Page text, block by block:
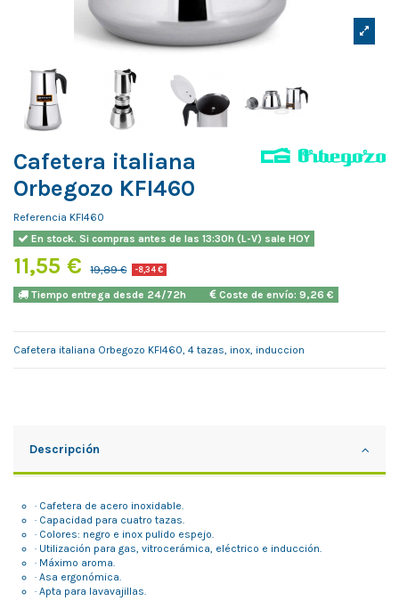
Cafetera italiana
Orbegozo KFI460
Referencia KFI460
En stock. Si compras antes de las 13:30h (L-V) sale HOY
11,55 € 19,89 € -8,34 €
Tiempo entrega desde 24/72h Coste de envío: 9,26 €
Cafetera italiana Orbegozo KFI460, 4 tazas, inox, induccion
Descripción
· Cafetera de acero inoxidable.
· Capacidad para cuatro tazas.
· Colores: negro e inox pulido espejo.
· Utilización para gas, vitrocerámica, eléctrico e inducción.
· Máximo aroma.
· Asa ergonómica.
· Apta para lavavajillas.